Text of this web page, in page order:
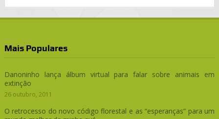
Mais Populares
Danoninho lança álbum virtual para falar sobre animais em
extinção
26 outubro, 2011
O retrocesso do novo código florestal e as “esperanças” para um